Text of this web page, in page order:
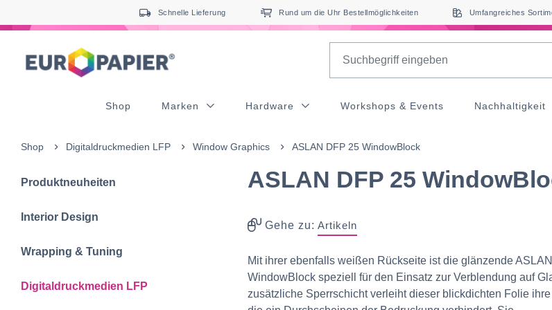
Schnelle Lieferung Rund um die Uhr Bestellmöglichkeiten Umfangreiches
Shop Marken Hardware Workshops & Events Nachhaltigkeit
Shop Digitaldruckmedien LFP Window Graphics ASLAN DFP 25 WindowBlock
Produktneuheiten
Interior Design
Wrapping & Tuning
Digitaldruckmedien LFP
ASLAN DFP 25
Gehe zu: Artikeln
Mit ihrer ebenfalls weißen Rückseite ist die glänzende
WindowBlock speziell für den Einsatz zur Verblendung auf
zusätzliche Sperrschicht verleiht dieser blickdichten Folie